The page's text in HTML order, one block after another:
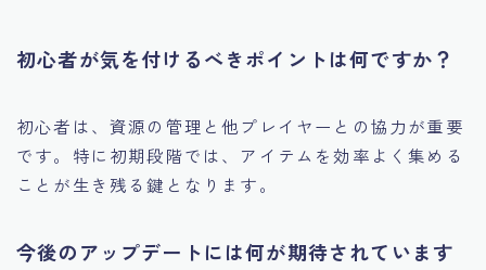
初心者が気を付けるべきポイントは何ですか？
初心者は、資源の管理と他プレイヤーとの協力が重要
です。特に初期段階では、アイテムを効率よく集める
ことが生き残る鍵となります。
今後のアップデートには何が期待されています